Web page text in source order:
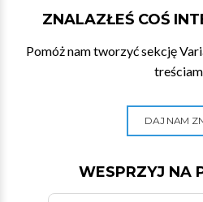
ZNALAZŁEŚ COŚ
Pomóż nam tworzyć sekcję
DAJ NAM
WESPRZYJ NA